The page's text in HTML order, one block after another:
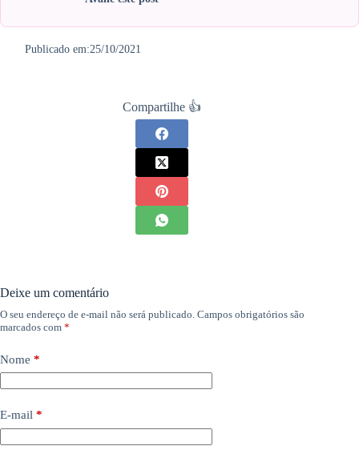
Publicado em:25/10/2021
Compartilhe 👍
Deixe um comentário
O seu endereço de e-mail não será publicado. Campos obrigatórios são
marcados com *
Nome *
E-mail *